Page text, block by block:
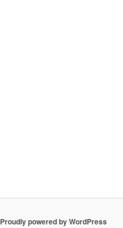
Proudly powered by WordPress